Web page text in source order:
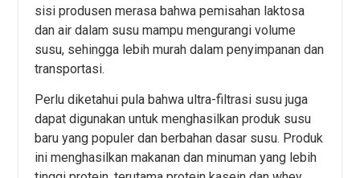
sisi produsen merasa bahwa pemisahan laktosa
dan air dalam susu mampu mengurangi volume
susu, sehingga lebih murah dalam penyimpanan dan
transportasi.
Perlu diketahui pula bahwa ultra-filtrasi susu juga
dapat digunakan untuk menghasilkan produk susu
baru yang populer dan berbahan dasar susu. Produk
ini menghasilkan makanan dan minuman yang lebih